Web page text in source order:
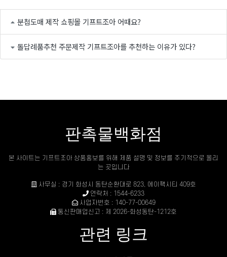
분첩도매 제작 쇼핑몰 기프트조아 어때요?
돌답례품추천 주문제작 기프트조아를 추천하는 이유가 있다?
판촉물백화점
본 사이트는 기프트조아 상품홍보를 위해 제품 설명 및 정보를 주기적으로 올리
는 곳입니다
사무실 : 경기 화성시 동탄순환대로 823, 에이팩시티 409호
연락처 : 1544-6233
사업자번호 : 140-77-00649
통신판매업신고 : 제 2026-화성동탄-1212호
관련 링크